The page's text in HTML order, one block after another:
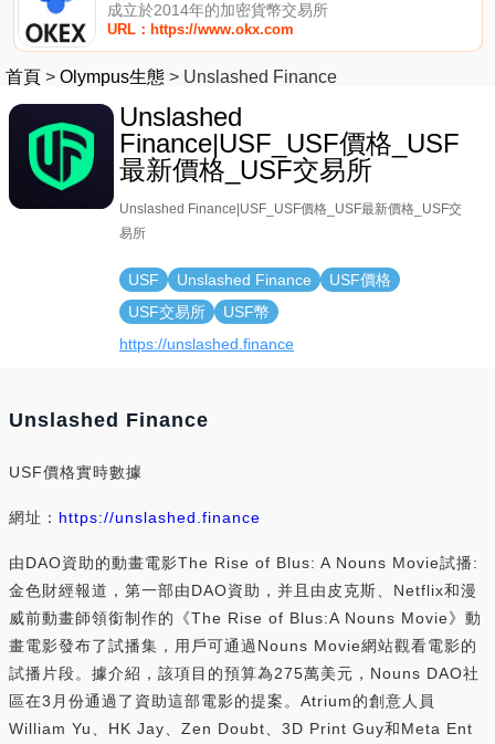
成立於2014年的加密貨幣交易所
URL：https://www.okx.com
首頁 > Olympus生態 > Unslashed Finance
Unslashed
Finance|USF_USF價格_USF
最新價格_USF交易所
Unslashed Finance|USF_USF價格_USF最新價格_USF交
易所
USF Unslashed Finance
USF價格
USF交易所
USF幣
https://unslashed.finance
Unslashed Finance
USF價格實時數據
網址： https://unslashed.finance
由DAO資助的動畫電影The Rise of Blus: A Nouns Movie試播:
金色財經報道，第一部由DAO資助，并且由皮克斯、Netflix和漫
威前動畫師領銜制作的《The Rise of Blus:A Nouns Movie》動
畫電影發布了試播集，用戶可通過Nouns Movie網站觀看電影的
試播片段。據介紹，該項目的預算為275萬美元，Nouns DAO社
區在3月份通過了資助這部電影的提案。Atrium的創意人員
William Yu、HK Jay、Zen Doubt、3D Print Guy和Meta Ent